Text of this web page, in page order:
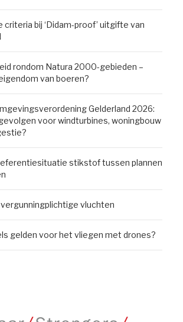
criteria bij ‘Didam-proof’ uitgifte van
rondom Natura 2000-gebieden –
van boeren?
Gelderland 2026:
voor windturbines, woningbouw
stikstof tussen plannen
vluchten
gelden voor het vliegen met drones?